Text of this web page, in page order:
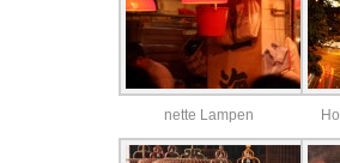
nette Lampen